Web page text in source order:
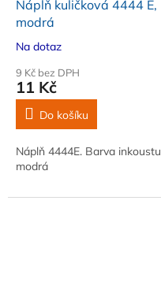
Náplň kuličková 4444 E,
modrá
Na dotaz
9 Kč bez DPH
11 Kč
Do košíku
Náplň 4444E. Barva inkoustu
modrá